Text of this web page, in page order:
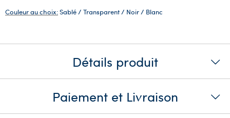
Couleur au choix:Sablé / Transparent / Noir / Blanc
Détails produit
Paiement et Livraison